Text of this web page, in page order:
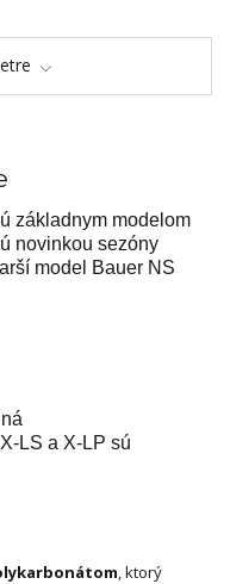
základnym modelom
novinkou sezóny
model Bauer NS
LS a X-LP sú
, ktorý